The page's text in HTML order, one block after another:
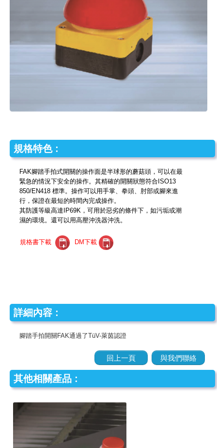
規格特色 :
FAK腳踏手拍式開關的操作面是半球形的蘑菇頭，可以在最
緊急的情況下安全的操作。其精確的開關狀態符合ISO13
850/EN418 標準。操作可以用手掌、拳頭、肘部或腳來進
行，保證在最短的時間內完成操作。
其防護等級高達IP69K，可用於惡劣的條件下，如污垢或潮
濕的環境。還可以用高壓沖洗器沖洗。
規格書下載 DM下載
詳細內容 :
腳踏手拍開關FAK通過了TüV-萊茵認證
回上一頁 與我們聯絡
其他相關產品 :